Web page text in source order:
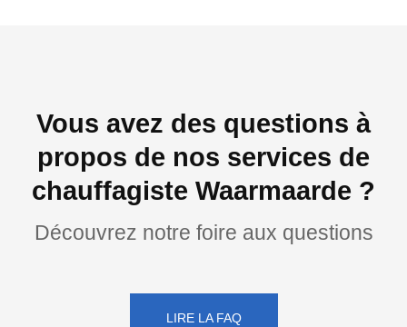
Vous avez des questions à
propos de nos services de
chauffagiste Waarmaarde ?
Découvrez notre foire aux questions
LIRE LA FAQ